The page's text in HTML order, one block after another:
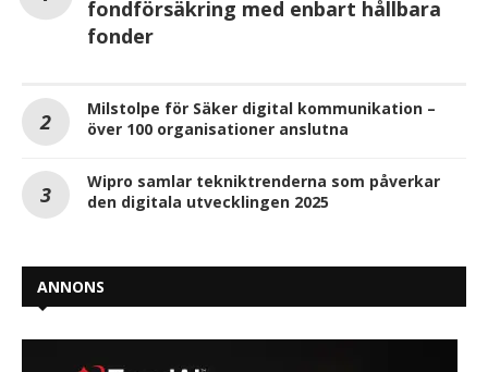
fondförsäkring med enbart hållbara
fonder
Milstolpe för Säker digital kommunikation –
över 100 organisationer anslutna
Wipro samlar tekniktrenderna som påverkar
den digitala utvecklingen 2025
ANNONS